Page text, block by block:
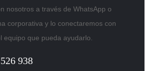
nosotros a través de WhatsApp o
corporativa y lo conectaremos con
equipo que pueda ayudarlo.
938